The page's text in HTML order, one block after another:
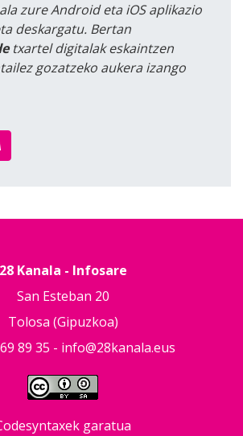
zure Android eta iOS aplikazio
deskargatu. Bertan
txartel digitalak eskaintzen
gozatzeko aukera izango
28 Kanala - Infosare
San Esteban 20
Tolosa (Gipuzkoa)
89 35 - info@28kanala.eus
garatua